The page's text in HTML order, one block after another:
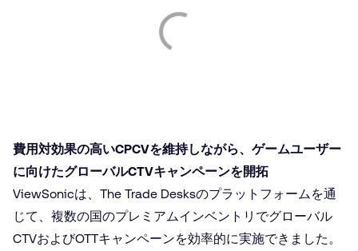
費用対効果の高いCPCVを維持しながら、ゲームユーザー
に向けたグローバルCTVキャンペーンを開拓
ViewSonicは、The Trade Desksのプラットフォームを通
じて、複数の国のプレミアムインベントリでグローバル
CTVおよびOTTキャンペーンを効率的に実施できました。